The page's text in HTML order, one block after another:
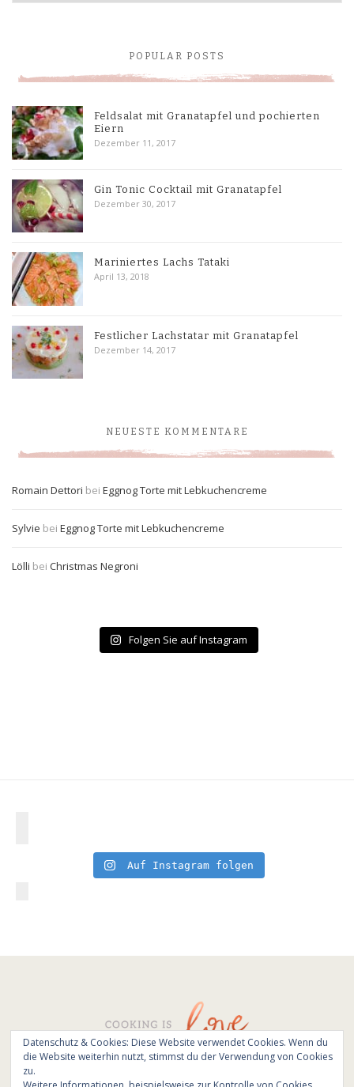
POPULAR POSTS
Feldsalat mit Granatapfel und pochierten
Eiern
Dezember 11, 2017
Gin Tonic Cocktail mit Granatapfel
Dezember 30, 2017
Mariniertes Lachs Tataki
April 13, 2018
Festlicher Lachstatar mit Granatapfel
Dezember 14, 2017
NEUESTE KOMMENTARE
Romain Dettori bei Eggnog Torte mit Lebkuchencreme
Sylvie bei Eggnog Torte mit Lebkuchencreme
Lölli bei Christmas Negroni
Folgen Sie auf Instagram
Auf Instagram folgen
© All Rights Reserved - Cooking is love 2017.
Datenschutz & Cookies: Diese Website verwendet Cookies. Wenn du
die Website weiterhin nutzt, stimmst du der Verwendung von Cookies
zu.